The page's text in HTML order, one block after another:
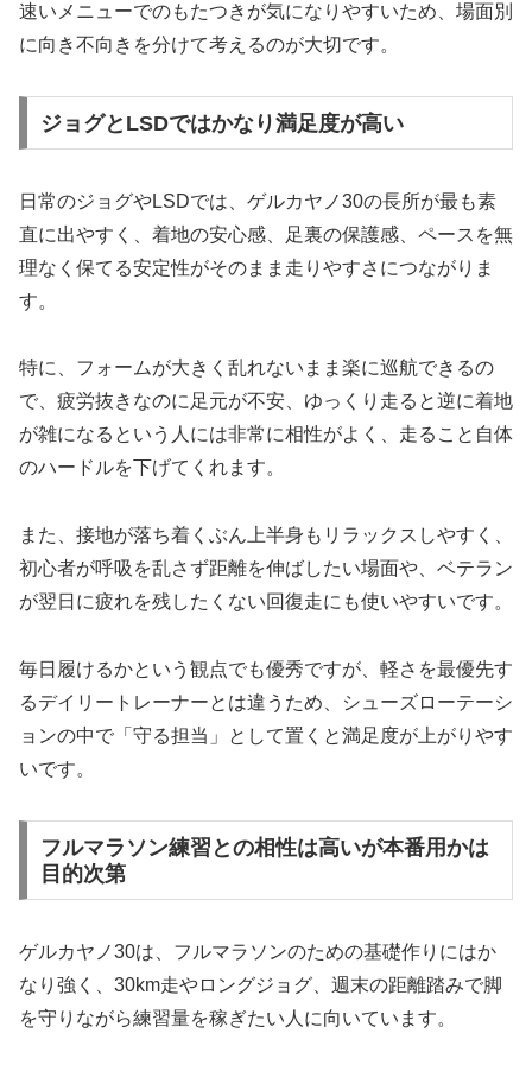
速いメニューでのもたつきが気になりやすいため、場面別
に向き不向きを分けて考えるのが大切です。
ジョグとLSDではかなり満足度が高い
日常のジョグやLSDでは、ゲルカヤノ30の長所が最も素
直に出やすく、着地の安心感、足裏の保護感、ペースを無
理なく保てる安定性がそのまま走りやすさにつながりま
す。
特に、フォームが大きく乱れないまま楽に巡航できるの
で、疲労抜きなのに足元が不安、ゆっくり走ると逆に着地
が雑になるという人には非常に相性がよく、走ること自体
のハードルを下げてくれます。
また、接地が落ち着くぶん上半身もリラックスしやすく、
初心者が呼吸を乱さず距離を伸ばしたい場面や、ベテラン
が翌日に疲れを残したくない回復走にも使いやすいです。
毎日履けるかという観点でも優秀ですが、軽さを最優先す
るデイリートレーナーとは違うため、シューズローテーシ
ョンの中で「守る担当」として置くと満足度が上がりやす
いです。
フルマラソン練習との相性は高いが本番用かは
目的次第
ゲルカヤノ30は、フルマラソンのための基礎作りにはか
なり強く、30km走やロングジョグ、週末の距離踏みで脚
を守りながら練習量を稼ぎたい人に向いています。